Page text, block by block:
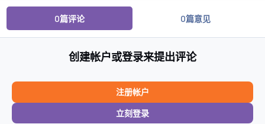
0篇评论 0篇意见
创建帐户或登录来提出评论
注册帐户
立刻登录